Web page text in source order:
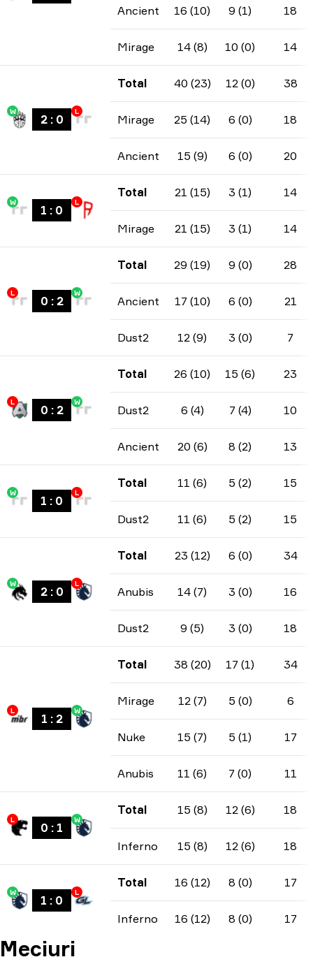
Ancient 16 (10) 9 (1) 18
Mirage 14 (8) 10 (0) 14
W
2: 0
L
Total 40 (23) 12 (0) 38
Mirage 25 (14) 6 (0) 18
Ancient 15 (9) 6 (0) 20
W
1 : 0
L
Total 21 (15) 3 (1) 14
Mirage 21 (15) 3 (1) 14
L
0 : 2
W
Total 29 (19) 9 (0) 28
Ancient 17 (10) 6 (0) 21
Dust2 12 (9) 3 (0) 7
L
0 : 2
W
Total 26 (10) 15 (6) 23
Dust2 6 (4) 7 (4) 10
Ancient 20 (6) 8 (2) 13
W
1 : 0
L
Total 11 (6) 5 (2) 15
Dust2 11 (6) 5 (2) 15
W
2: 0
L
Total 23 (12) 6 (0) 34
Anubis 14 (7) 3 (0) 16
Dust2 9 (5) 3 (0) 18
L
1 : 2
W
Total 38 (20) 17 (1) 34
Mirage 12 (7) 5 (0) 6
Nuke 15 (7) 5 (1) 17
Anubis 11 (6) 7 (0) 11
L
0 : 1
W
Total 15 (8) 12 (6) 18
Inferno 15 (8) 12 (6) 18
W
1 : 0
L
Total 16 (12) 8 (0) 17
Inferno 16 (12) 8 (0) 17
Meciuri